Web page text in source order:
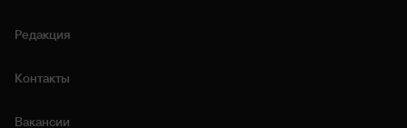
Редакция
Контакты
Вакансии